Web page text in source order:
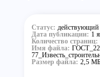
Статус: действующий
Дата публикации: 1
Количество страниц:
Имя файла:
Размер файла: 2,5